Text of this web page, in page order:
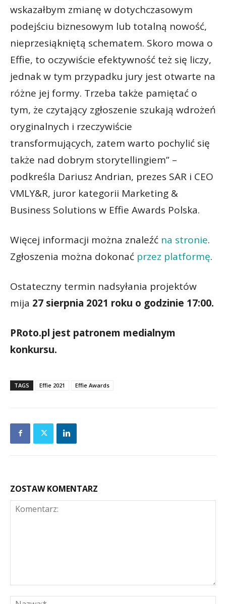
wskazałbym zmianę w dotychczasowym
podejściu biznesowym lub totalną nowość,
nieprzesiąkniętą schematem. Skoro mowa o
Effie, to oczywiście efektywność też się liczy,
jednak w tym przypadku jury jest otwarte na
różne jej formy. Trzeba także pamiętać o
tym, że czytający zgłoszenie szukają wdrożeń
oryginalnych i rzeczywiście
transformujących, zatem warto pochylić się
także nad dobrym storytellingiem” –
podkreśla Dariusz Andrian, prezes SAR i CEO
VMLY&R, juror kategorii Marketing &
Business Solutions w Effie Awards Polska.
Więcej informacji można znaleźć na stronie.
Zgłoszenia można dokonać przez platformę.
Ostateczny termin nadsyłania projektów
mija 27 sierpnia 2021 roku o godzinie 17:00.
PRoto.pl jest patronem medialnym
konkursu.
TAGS Effie 2021 Effie Awards
ZOSTAW KOMENTARZ